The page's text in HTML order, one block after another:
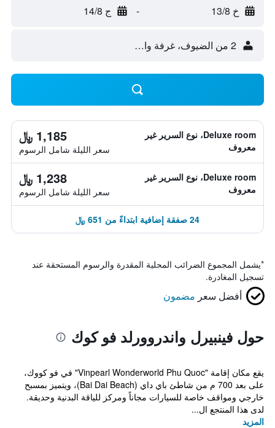
خ 13/8 - ج 14/8
2 من الضيوف، غرفة واحدة
Deluxe room، نوع السرير غير
معروف
1,185 ﷼
سعر الليلة شامل الرسوم
Deluxe room، نوع السرير غير
معروف
1,238 ﷼
سعر الليلة شامل الرسوم
24 صفقة إضافية ابتداءً من 651 ﷼
*يشمل المجموع الضرائب المحلية المقدرة والرسوم المستحقة عند
تسجيل المغادرة.
أفضل سعر مضمون
حول فينبيرل واندروورلد فو كوك
يقع مكان إقامة "Vinpearl Wonderworld Phu Quoc" في فو كووك،
على بعد 700 م من شاطئ باي داي (Bai Dai Beach)، ويتميز بمسبح
خارجي ومواقف خاصة للسيارات مجاناً ومركز للياقة البدنية وحديقة.
لدى هذا المنتجع ال...
المزيد